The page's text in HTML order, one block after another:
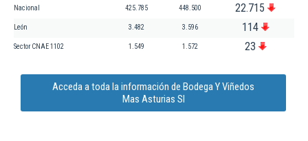
Nacional 425.785 448.500 22.715
León 3.482 3.596 114
Sector CNAE 1102 1.549 1.572 23
Acceda a toda la información de Bodega Y Viñedos
Mas Asturias Sl